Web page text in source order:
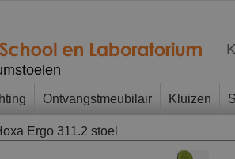
Ontvangstmeubilair Kluizen
Ergo 311.2 stoel